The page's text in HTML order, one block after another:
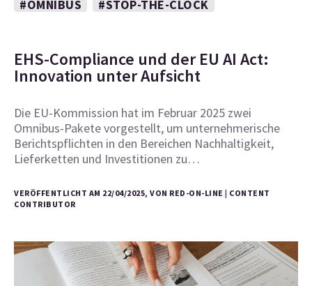
#OMNIBUS
#STOP-THE-CLOCK
EHS-Compliance und der EU AI Act:
Innovation unter Aufsicht
Die EU-Kommission hat im Februar 2025 zwei
Omnibus-Pakete vorgestellt, um unternehmerische
Berichtspflichten in den Bereichen Nachhaltigkeit,
Lieferketten und Investitionen zu…
VERÖFFENTLICHT AM 22/04/2025, VON RED-ON-LINE | CONTENT
CONTRIBUTOR